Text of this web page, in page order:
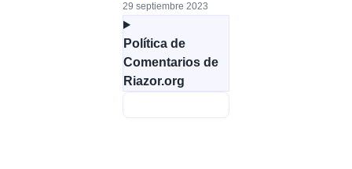
29 septiembre 2023
Política de
Comentarios de
Riazor.org